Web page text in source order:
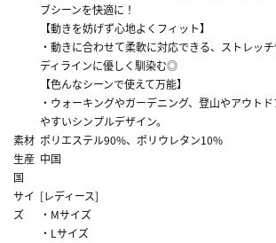
ブシーンを快適に！
【動きを妨げず心地よくフィット】
・動きに合わせて柔軟に対応できる、ストレッ
ディラインに優しく馴染む◎
【色んなシーンで使えて万能】
・ウォーキングやガーデニング、登山やアウト
やすいシンプルデザイン。
素材 ポリエステル90%、ポリウレタン10%
生産
国
中国
サイ
ズ
[レディース]
・Mサイズ
・Lサイズ